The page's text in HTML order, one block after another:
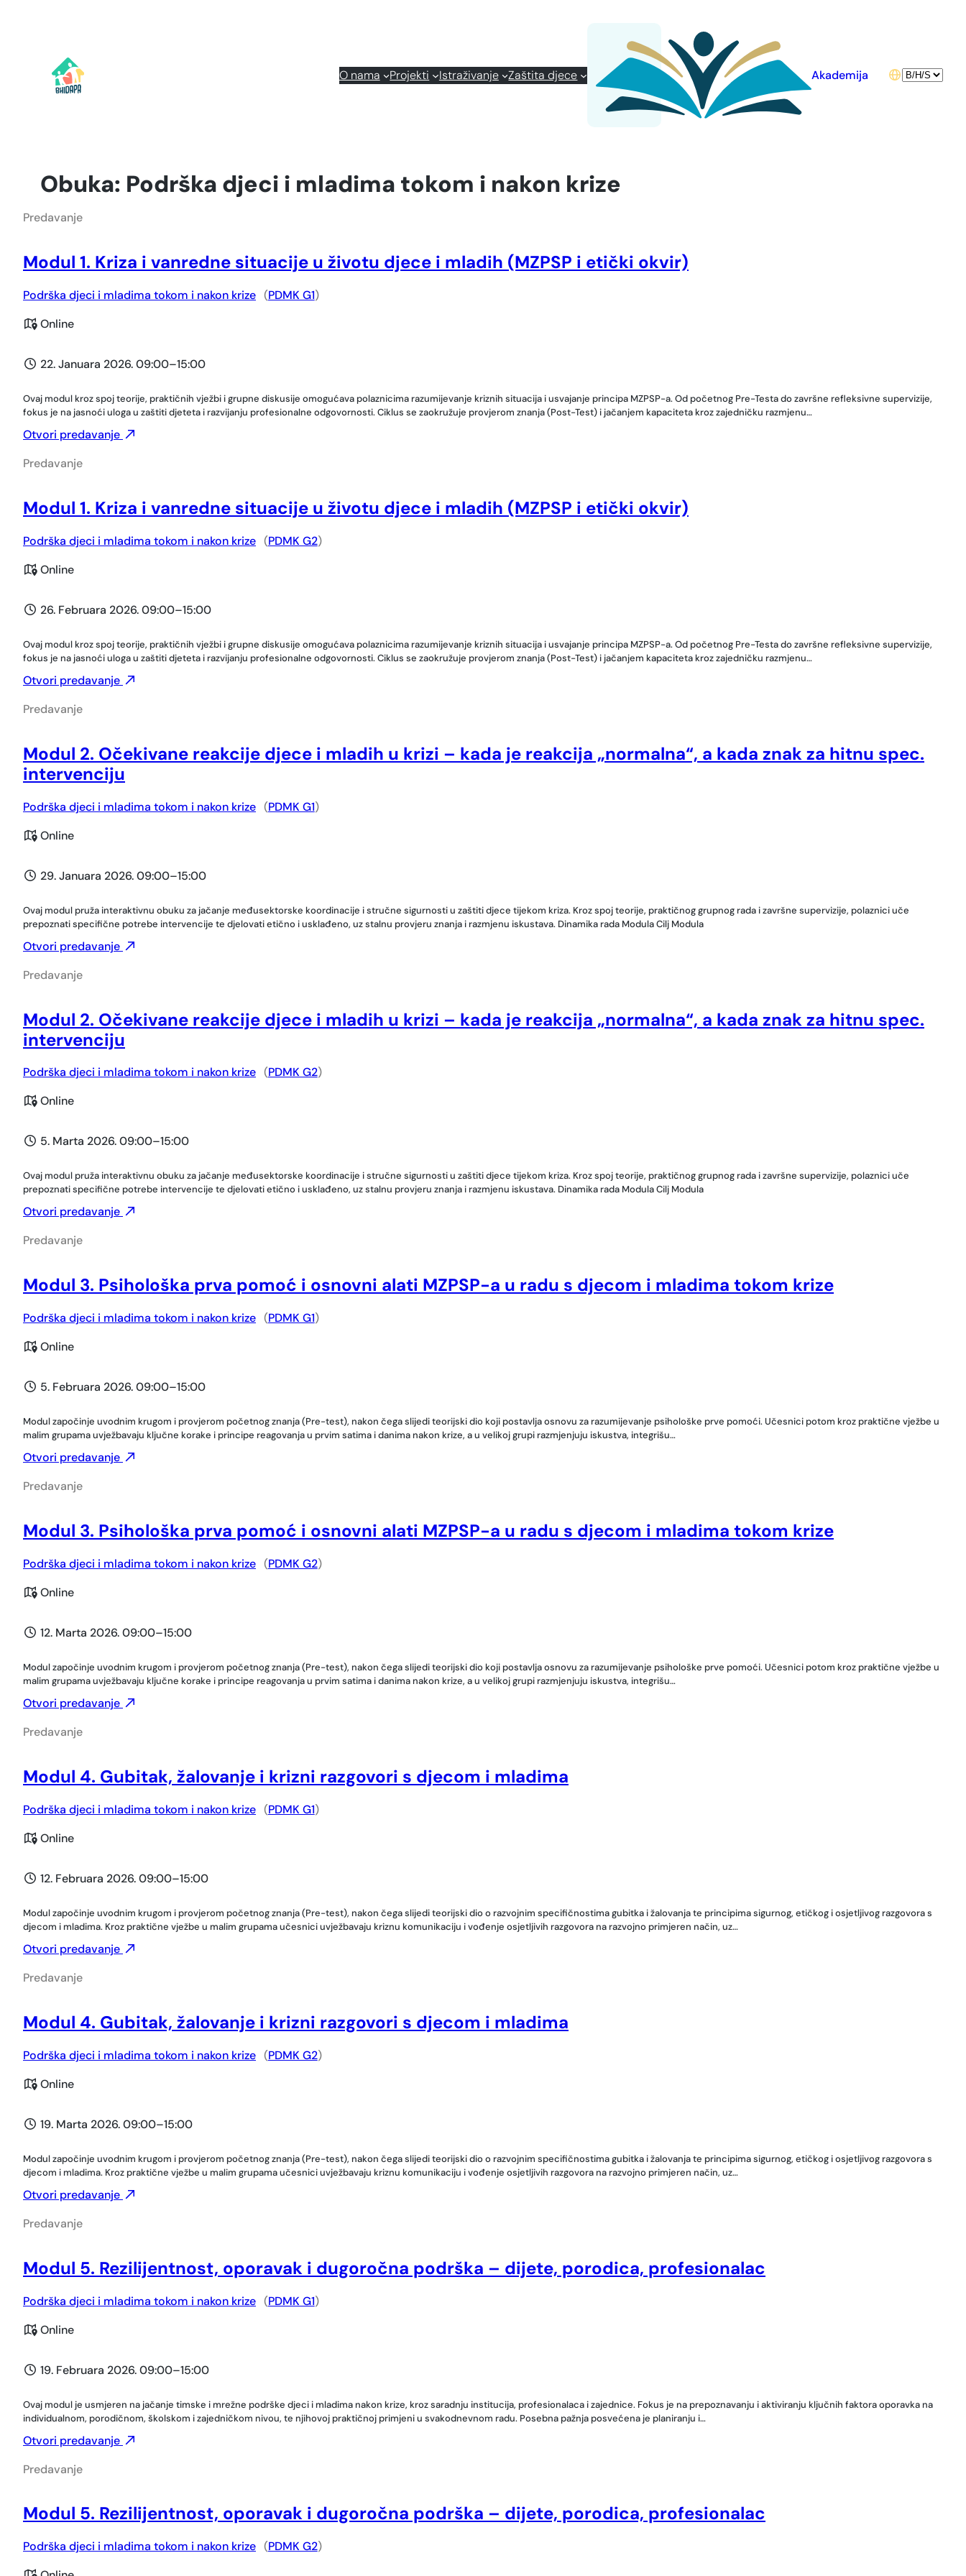
O nama
Projekti Istraživanje Zaštita djece Akademija Choose
a
Obuka: Podrška djeci i mladima tokom i nakon krize
Predavanje
Modul 1. Kriza i vanredne situacije u životu djece i mladih (MZPSP i etički okvir)
Podrška djeci i mladima tokom i nakon krize (PDMK G1)
Online
22. Januara 2026. 09:00–15:00
Ovaj modul kroz spoj teorije, praktičnih vježbi i grupne diskusije omogućava polaznicima razumijevanje kriznih situacija i usvajanje principa MZPSP-a. Od početnog Pre-Testa do završne refleksivne supervizije,
fokus je na jasnoći uloga u zaštiti djeteta i razvijanju profesionalne odgovornosti. Ciklus se zaokružuje provjerom znanja (Post-Test) i jačanjem kapaciteta kroz zajedničku razmjenu…
Otvori predavanje
Predavanje
Modul 1. Kriza i vanredne situacije u životu djece i mladih (MZPSP i etički okvir)
Podrška djeci i mladima tokom i nakon krize (PDMK G2)
Online
26. Februara 2026. 09:00–15:00
Ovaj modul kroz spoj teorije, praktičnih vježbi i grupne diskusije omogućava polaznicima razumijevanje kriznih situacija i usvajanje principa MZPSP-a. Od početnog Pre-Testa do završne refleksivne supervizije,
fokus je na jasnoći uloga u zaštiti djeteta i razvijanju profesionalne odgovornosti. Ciklus se zaokružuje provjerom znanja (Post-Test) i jačanjem kapaciteta kroz zajedničku razmjenu…
Otvori predavanje
Predavanje
Modul 2. Očekivane reakcije djece i mladih u krizi – kada je reakcija „normalna“, a kada znak za hitnu spec.
intervenciju
Podrška djeci i mladima tokom i nakon krize (PDMK G1)
Online
29. Januara 2026. 09:00–15:00
Ovaj modul pruža interaktivnu obuku za jačanje međusektorske koordinacije i stručne sigurnosti u zaštiti djece tijekom kriza. Kroz spoj teorije, praktičnog grupnog rada i završne supervizije, polaznici uče
prepoznati specifične potrebe intervencije te djelovati etično i usklađeno, uz stalnu provjeru znanja i razmjenu iskustava. Dinamika rada Modula Cilj Modula
Otvori predavanje
Predavanje
Modul 2. Očekivane reakcije djece i mladih u krizi – kada je reakcija „normalna“, a kada znak za hitnu spec.
intervenciju
Podrška djeci i mladima tokom i nakon krize (PDMK G2)
Online
5. Marta 2026. 09:00–15:00
Ovaj modul pruža interaktivnu obuku za jačanje međusektorske koordinacije i stručne sigurnosti u zaštiti djece tijekom kriza. Kroz spoj teorije, praktičnog grupnog rada i završne supervizije, polaznici uče
prepoznati specifične potrebe intervencije te djelovati etično i usklađeno, uz stalnu provjeru znanja i razmjenu iskustava. Dinamika rada Modula Cilj Modula
Otvori predavanje
Predavanje
Modul 3. Psihološka prva pomoć i osnovni alati MZPSP-a u radu s djecom i mladima tokom krize
Podrška djeci i mladima tokom i nakon krize (PDMK G1)
Online
5. Februara 2026. 09:00–15:00
Modul započinje uvodnim krugom i provjerom početnog znanja (Pre-test), nakon čega slijedi teorijski dio koji postavlja osnovu za razumijevanje psihološke prve pomoći. Učesnici potom kroz praktične vježbe u
malim grupama uvježbavaju ključne korake i principe reagovanja u prvim satima i danima nakon krize, a u velikoj grupi razmjenjuju iskustva, integrišu…
Otvori predavanje
Predavanje
Modul 3. Psihološka prva pomoć i osnovni alati MZPSP-a u radu s djecom i mladima tokom krize
Podrška djeci i mladima tokom i nakon krize (PDMK G2)
Online
12. Marta 2026. 09:00–15:00
Modul započinje uvodnim krugom i provjerom početnog znanja (Pre-test), nakon čega slijedi teorijski dio koji postavlja osnovu za razumijevanje psihološke prve pomoći. Učesnici potom kroz praktične vježbe u
malim grupama uvježbavaju ključne korake i principe reagovanja u prvim satima i danima nakon krize, a u velikoj grupi razmjenjuju iskustva, integrišu…
Otvori predavanje
Predavanje
Modul 4. Gubitak, žalovanje i krizni razgovori s djecom i mladima
Podrška djeci i mladima tokom i nakon krize (PDMK G1)
Online
12. Februara 2026. 09:00–15:00
Modul započinje uvodnim krugom i provjerom početnog znanja (Pre-test), nakon čega slijedi teorijski dio o razvojnim specifičnostima gubitka i žalovanja te principima sigurnog, etičkog i osjetljivog razgovora s
djecom i mladima. Kroz praktične vježbe u malim grupama učesnici uvježbavaju kriznu komunikaciju i vođenje osjetljivih razgovora na razvojno primjeren način, uz…
Otvori predavanje
Predavanje
Modul 4. Gubitak, žalovanje i krizni razgovori s djecom i mladima
Podrška djeci i mladima tokom i nakon krize (PDMK G2)
Online
19. Marta 2026. 09:00–15:00
Modul započinje uvodnim krugom i provjerom početnog znanja (Pre-test), nakon čega slijedi teorijski dio o razvojnim specifičnostima gubitka i žalovanja te principima sigurnog, etičkog i osjetljivog razgovora s
djecom i mladima. Kroz praktične vježbe u malim grupama učesnici uvježbavaju kriznu komunikaciju i vođenje osjetljivih razgovora na razvojno primjeren način, uz…
Otvori predavanje
Predavanje
Modul 5. Rezilijentnost, oporavak i dugoročna podrška – dijete, porodica, profesionalac
Podrška djeci i mladima tokom i nakon krize (PDMK G1)
Online
19. Februara 2026. 09:00–15:00
Ovaj modul je usmjeren na jačanje timske i mrežne podrške djeci i mladima nakon krize, kroz saradnju institucija, profesionalaca i zajednice. Fokus je na prepoznavanju i aktiviranju ključnih faktora oporavka na
individualnom, porodičnom, školskom i zajedničkom nivou, te njihovoj praktičnoj primjeni u svakodnevnom radu. Posebna pažnja posvećena je planiranju i…
Otvori predavanje
Predavanje
Modul 5. Rezilijentnost, oporavak i dugoročna podrška – dijete, porodica, profesionalac
Podrška djeci i mladima tokom i nakon krize (PDMK G2)